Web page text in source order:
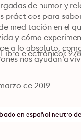
de humor y
prácticos para
meditación en el
y cómo
a lo absoluto,
nos ayudan a
electrónico):
de 2019
en español neutro